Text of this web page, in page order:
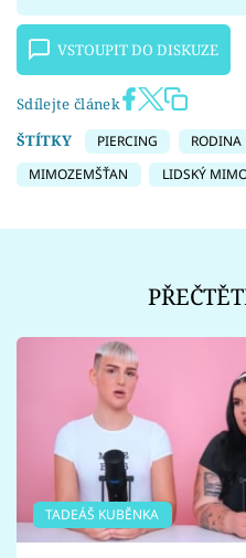
VSTOUPIT DO DISKUZE
Sdílejte článek
ŠTÍTKY
PIERCING RODINA
MIMOZEMŠŤAN
LIDSKÝ
TADEÁŠ KUBĚNKA